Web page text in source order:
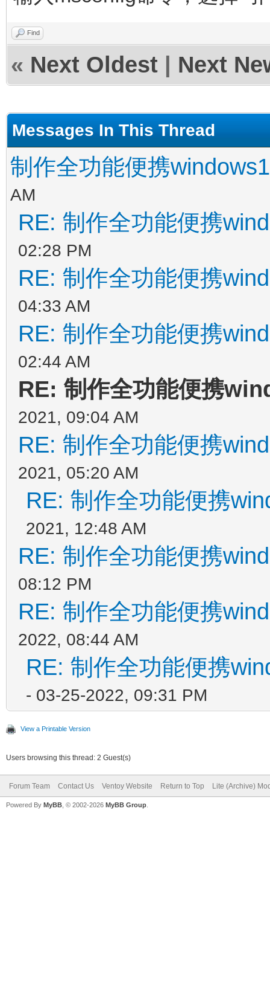
Find
« Next Oldest Next
Messages In This Thread
制作全功能便携
AM
RE: 制作全功能便携
02:28 PM
RE: 制作全功能便携
04:33 AM
RE: 制作全功能便携
02:44 AM
RE: 制作全功能便携
2021, 09:04 AM
RE: 制作全功能便携
2021, 05:20 AM
RE: 制作全功能便携
2021, 12:48 AM
RE: 制作全功能便携
08:12 PM
RE: 制作全功能便携
2022, 08:44 AM
RE: 制作全功能便携
- 03-25-2022, 09:31 PM
View a Printable Version
Users browsing this thread: 2 Guest(s)
Forum Team Contact Us Ventoy Website Return to Top Lite (Archive)
Powered By MyBB , © 2002-2026 MyBB Group